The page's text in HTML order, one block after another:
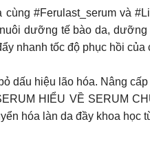
#Ferulast_serum và
dưỡng tế bào da,
nhanh tốc độ phục hồi của
dấu hiệu lão hóa. Nâng
HIỂU VỀ SERUM
hóa làn da đầy khoa học